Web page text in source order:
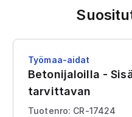
Työmaa-aidat
Betonijaloilla -
tarvittavan
Tuotenro: CR-17424